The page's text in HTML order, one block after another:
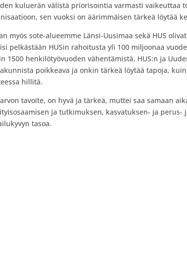
kuluerän välistä priorisointia varmasti vaikeuttaa
sen vuoksi on äärimmäisen tärkeä löytää
myös sote-alueemme Länsi-Uusimaa sekä HUS
pelkästään HUSin rahoitusta yli 100 miljoonaa
1500 henkilötyövuoden vähentämistä. HUS:n ja
poikkeava ja onkin tärkeä löytää tapoja,
hillitä.
tavoite, on hyvä ja tärkeä, muttei saa samaan
ja tutkimuksen, kasvatuksen- ja perus-
tasoa.